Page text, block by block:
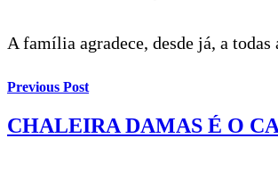
A família agradece, desde já, a todas
Previous Post
CHALEIRA DAMAS É O